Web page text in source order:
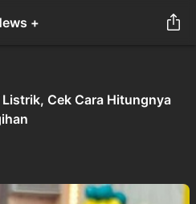
+
Cek Cara Hitungnya